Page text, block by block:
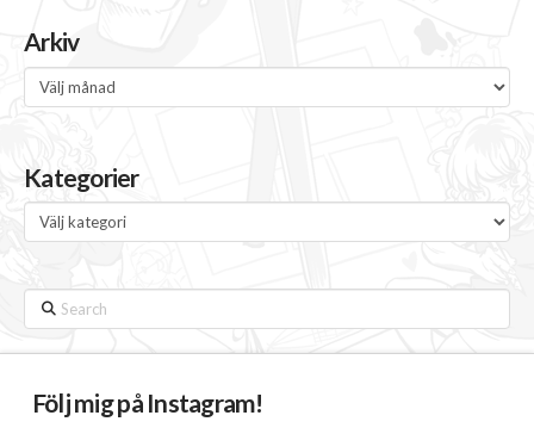
Arkiv
Arkiv
Kategorier
Kategorier
Search
Följ mig på Instagram!